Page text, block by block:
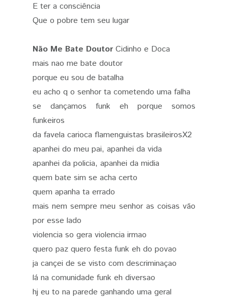
E ter a consciência
Que o pobre tem seu lugar
Não Me Bate Doutor Cidinho e Doca
mais nao me bate doutor
porque eu sou de batalha
eu acho q o senhor ta cometendo uma falha
se dançamos funk eh porque somos
funkeiros
da favela carioca flamenguistas brasileirosX2
apanhei do meu pai, apanhei da vida
apanhei da policia, apanhei da midia
quem bate sim se acha certo
quem apanha ta errado
mais nem sempre meu senhor as coisas vão
por esse lado
violencia so gera violencia irmao
quero paz quero festa funk eh do povao
ja cançei de se visto com descriminaçao
lá na comunidade funk eh diversao
hj eu to na parede ganhando uma geral